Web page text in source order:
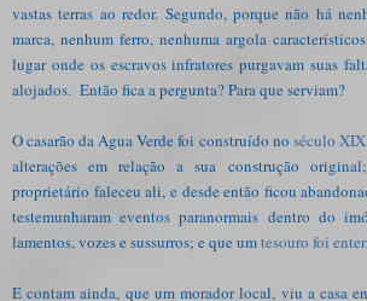
vastas terras ao redor. Segundo, porque não há
marca, nenhum ferro, nenhuma argola
lugar onde os escravos infratores purgavam suas
alojados. Então fica a pergunta? Para que serviam?
O casarão da Agua Verde foi construído no século XIX
alterações em relação a sua construção
proprietário faleceu ali, e desde então ficou
testemunharam eventos paranormais dentro do
lamentos, vozes e sussurros; e que umtesouro foi
E contam ainda, que um morador local, viu a casa